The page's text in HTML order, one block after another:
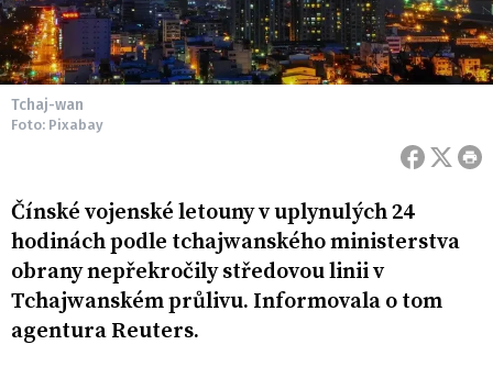
Tchaj-wan
Foto: Pixabay
Čínské vojenské letouny v uplynulých 24
hodinách podle tchajwanského ministerstva
obrany nepřekročily středovou linii v
Tchajwanském průlivu. Informovala o tom
agentura Reuters.